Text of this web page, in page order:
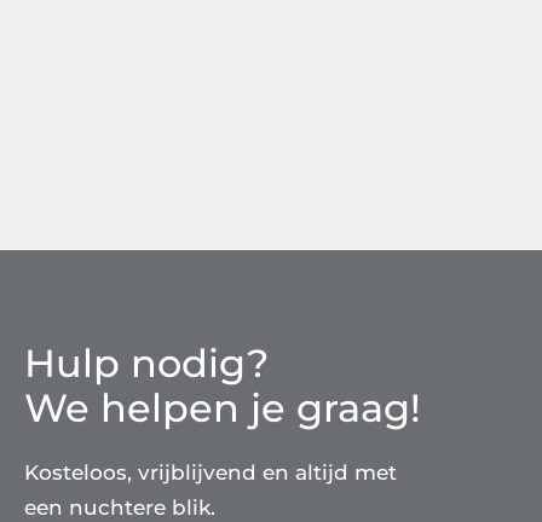
Hulp nodig?
We helpen je graag!
Kosteloos, vrijblijvend en altijd met
een nuchtere blik.